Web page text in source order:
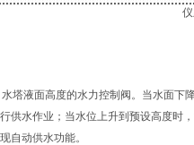
塔液面高度的水力控制阀。当水面下
供水作业；当水位上升到预设高度时
自动供水功能。